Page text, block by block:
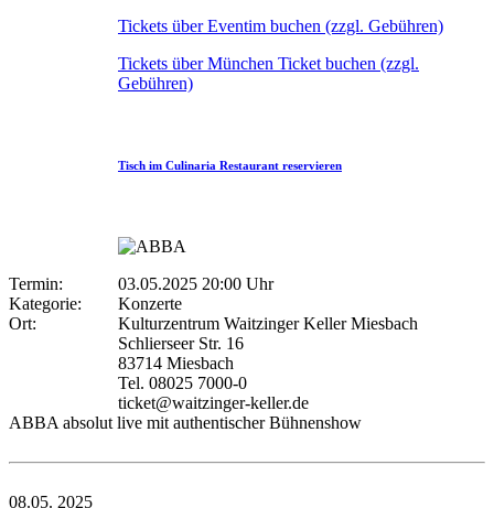
Tickets über Eventim buchen (zzgl. Gebühren)
Tickets über München Ticket buchen (zzgl.
Gebühren)
Tisch im Culinaria Restaurant reservieren
Termin:
03.05.2025 20:00 Uhr
Kategorie:
Konzerte
Ort:
Kulturzentrum Waitzinger Keller Miesbach
Schlierseer Str. 16
83714 Miesbach
Tel. 08025 7000-0
ticket@waitzinger-keller.de
ABBA absolut live mit authentischer Bühnenshow
08.05. 2025